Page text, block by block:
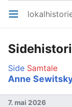
Åpne hovedmenyen
Side Samtale
Anne
7. mai 2026